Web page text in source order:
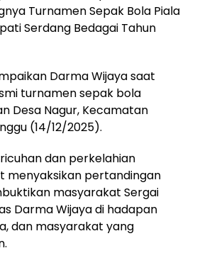
Turnamen Sepak Bola Piala
Serdang Bedagai Tahun
Darma Wijaya saat
turnamen sepak bola
Desa Nagur, Kecamatan
(14/12/2025).
dan perkelahian
menyaksikan pertandingan
masyarakat Sergai
Darma Wijaya di hadapan
dan masyarakat yang